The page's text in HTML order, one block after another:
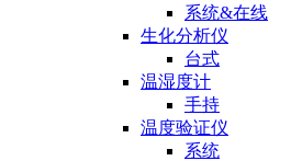
系统&在线
生化分析仪
台式
温湿度计
手持
温度验证仪
系统